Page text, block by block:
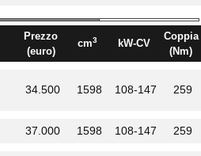
Prezzo
(euro)
cm3 kW-CV
Coppia
(Nm)
34.500 1598 108-147 259
37.000 1598 108-147 259